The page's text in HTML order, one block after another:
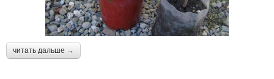
читать дальше →